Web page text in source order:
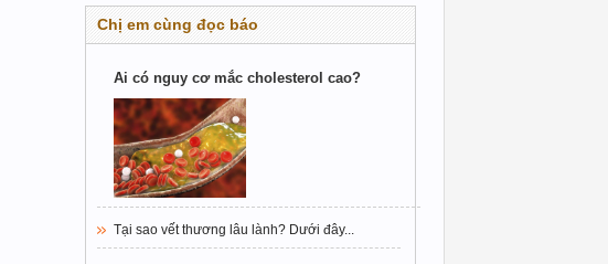
Chị em cùng đọc báo
Ai có nguy cơ mắc cholesterol cao?
Tại sao vết thương lâu lành? Dưới đây...